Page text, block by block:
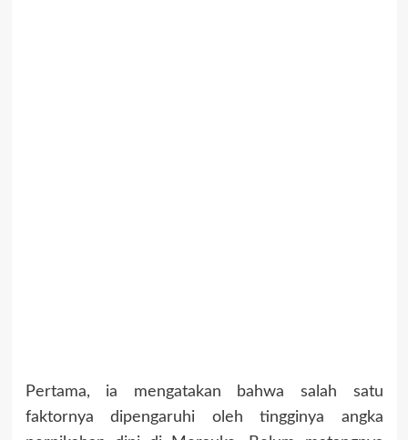
Pertama, ia mengatakan bahwa salah satu
faktornya dipengaruhi oleh tingginya angka